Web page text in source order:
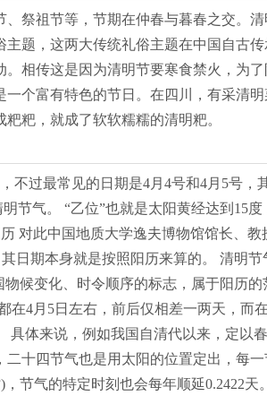
祭祖节等，节期在仲春与暮春之交。
题，这两大传统礼俗主题在中国自古
相传这是因为清明节要寒食禁火，为
个富有特色的节日。在四川，有采清
粑，就成了软软糯糯的清明粑。
过最常见的日期是4月4号和4月5号
节气。 “乙位”也就是太阳黄经达到15
对此中国地质大学逸夫博物馆馆长、
日期本身就是按照阳历来算的。 清明
候变化、时令顺序的标志，属于阳历
4月5日左右，前后仅相差一两天，而
体来说，例如我国自清代以来，定以
十四节气也是用太阳的位置定出，每
节气的特定时刻也会每年顺延0.2422